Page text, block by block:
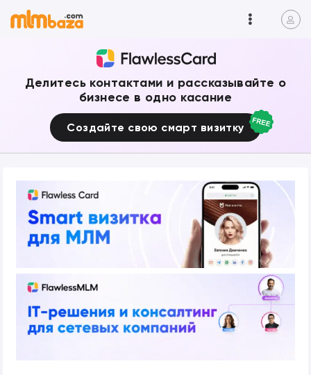
Делитесь контактами и рассказывайте о
бизнесе в одно касание
Создайте свою смарт визитку